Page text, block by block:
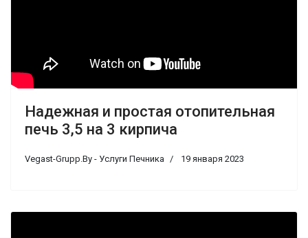
Надежная и простая отопительная
печь 3,5 на 3 кирпича
Vegast-Grupp.By - Услуги Печника 19 января 2023